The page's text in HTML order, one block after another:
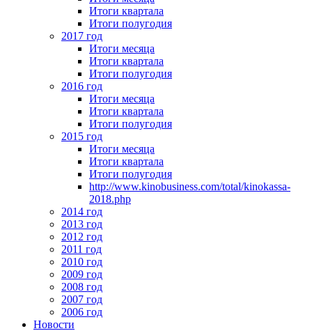
Итоги квартала
Итоги полугодия
2017 год
Итоги месяца
Итоги квартала
Итоги полугодия
2016 год
Итоги месяца
Итоги квартала
Итоги полугодия
2015 год
Итоги месяца
Итоги квартала
Итоги полугодия
http://www.kinobusiness.com/total/kinokassa-
2018.php
2014 год
2013 год
2012 год
2011 год
2010 год
2009 год
2008 год
2007 год
2006 год
Новости